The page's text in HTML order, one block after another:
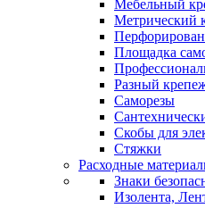
Мебельный
Метрический
Площадка
Разный
Саморезы
Скобы для
Стяжки
Расходные
Знаки
Изолента,